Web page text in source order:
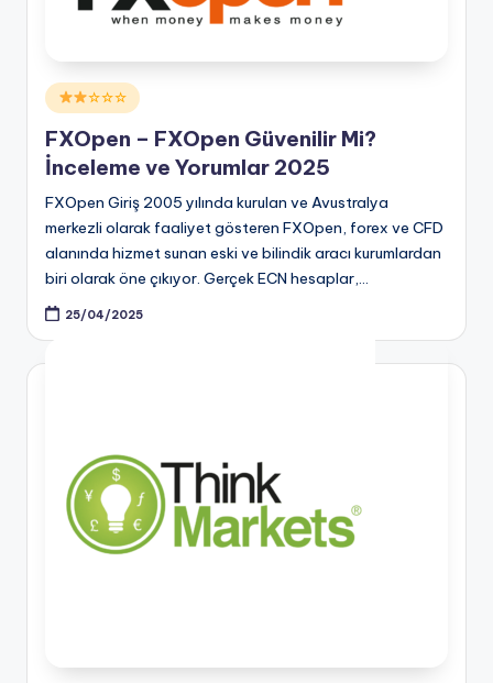
Posted
in
☆☆☆
FXOpen – FXOpen Güvenilir Mi?
İnceleme ve Yorumlar 2025
FXOpen Giriş 2005 yılında kurulan ve Avustralya
merkezli olarak faaliyet gösteren FXOpen, forex ve CFD
alanında hizmet sunan eski ve bilindik aracı kurumlardan
biri olarak öne çıkıyor. Gerçek ECN hesaplar,…
25/04/2025